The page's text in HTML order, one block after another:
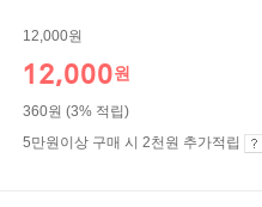
12,000원
12,000원
360원 (3% 적립)
5만원이상 구매 시 2천원 추가적립